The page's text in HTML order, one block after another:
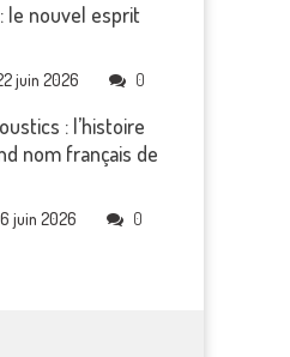
le nouvel esprit
juin 2026 0
: l’histoire
nom français de
juin 2026 0